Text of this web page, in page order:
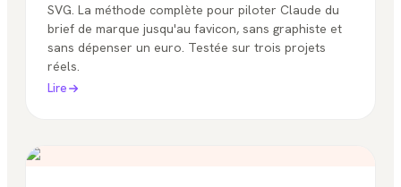
SVG. La méthode complète pour piloter Claude du
brief de marque jusqu'au favicon, sans graphiste et
sans dépenser un euro. Testée sur trois projets
réels.
Lire